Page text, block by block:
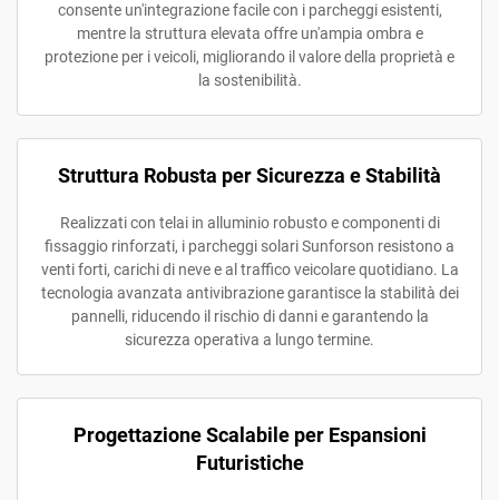
consente un'integrazione facile con i parcheggi esistenti,
mentre la struttura elevata offre un'ampia ombra e
protezione per i veicoli, migliorando il valore della proprietà e
la sostenibilità.
Struttura Robusta per Sicurezza e Stabilità
Realizzati con telai in alluminio robusto e componenti di
fissaggio rinforzati, i parcheggi solari Sunforson resistono a
venti forti, carichi di neve e al traffico veicolare quotidiano. La
tecnologia avanzata antivibrazione garantisce la stabilità dei
pannelli, riducendo il rischio di danni e garantendo la
sicurezza operativa a lungo termine.
Progettazione Scalabile per Espansioni
Futuristiche